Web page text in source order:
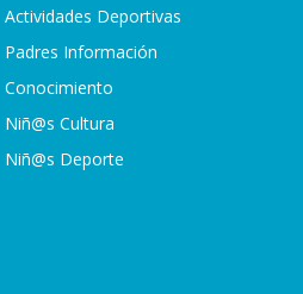
Actividades Deportivas
Padres Información
Conocimiento
Niñ@s Cultura
Niñ@s Deporte